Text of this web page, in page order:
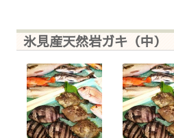
氷見産天然岩ガキ（中）